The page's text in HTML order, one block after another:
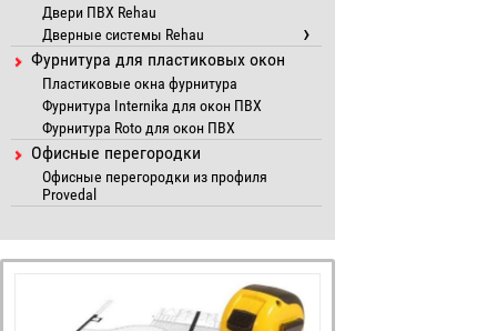
Двери ПВХ Rehau
Дверные системы Rehau
Фурнитура для пластиковых окон
Пластиковые окна фурнитура
Фурнитура Internika для окон ПВХ
Фурнитура Roto для окон ПВХ
Офисные перегородки
Офисные перегородки из профиля
Provedal